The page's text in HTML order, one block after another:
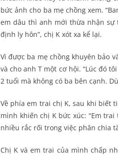
bức ảnh cho ba mẹ chồng xem.
em dâu thì anh mới thừa nhận sự
định ly hôn”, chị K xót xa kể lại.
Vì được ba mẹ chồng khuyên bảo
và cho anh T một cơ hội. “Lúc đó
2 tuổi mà không có ba bên cạnh.
Về phía em trai chị K, sau khi biết
mình khiến chị K bức xúc: “Em
nhiều rắc rối trong việc phân chia
Chị K và em trai của mình chấp